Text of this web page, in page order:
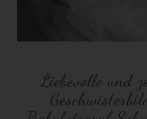
Liebevolle und